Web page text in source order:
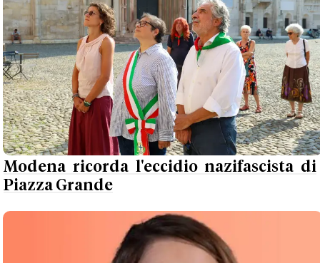
Modena ricorda l'eccidio nazifascista di
Piazza Grande